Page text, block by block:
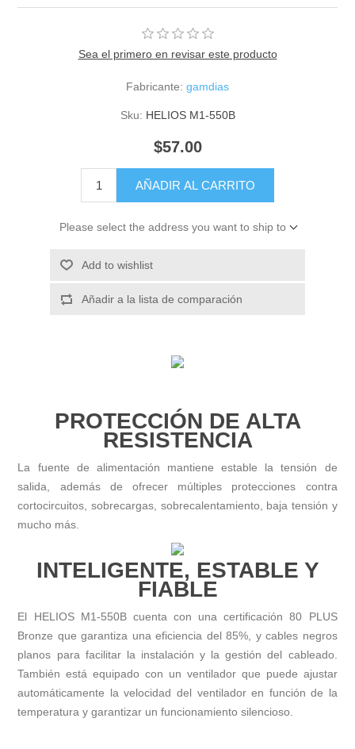
Sea el primero en revisar este producto
Fabricante: gamdias
Sku: HELIOS M1-550B
$57.00
AÑADIR AL CARRITO
Please select the address you want to ship to
Add to wishlist
Añadir a la lista de comparación
PROTECCIÓN DE ALTA
RESISTENCIA
La fuente de alimentación mantiene estable la tensión de
salida, además de ofrecer múltiples protecciones contra
cortocircuitos, sobrecargas, sobrecalentamiento, baja tensión y
mucho más.
INTELIGENTE, ESTABLE Y
FIABLE
El HELIOS M1-550B cuenta con una certificación 80 PLUS
Bronze que garantiza una eficiencia del 85%, y cables negros
planos para facilitar la instalación y la gestión del cableado.
También está equipado con un ventilador que puede ajustar
automáticamente la velocidad del ventilador en función de la
temperatura y garantizar un funcionamiento silencioso.